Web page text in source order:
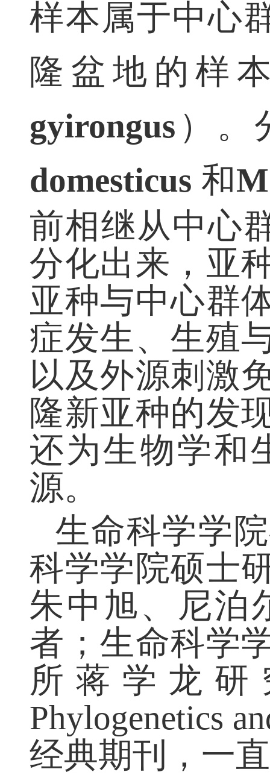
样本属于中心
隆盆地的样
gyirongus ）。
domesticus和
前相继从中心
分化出来，亚
亚种与中心群
症发生、生殖
以及外源刺激
隆新亚种的发
还为生物学和
源。
生命科学学
科学学院硕士
朱中旭、尼泊
者；生命科学
所蒋学龙
Phylogenetics